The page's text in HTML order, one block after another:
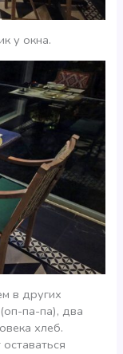
у окна.
в других
па-па), два
хлеб.